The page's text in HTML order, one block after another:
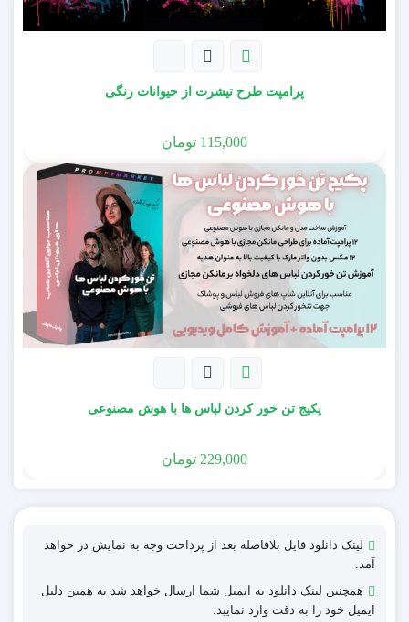
شامل 10 تصویر آماده بدون واترمارک با کیفیت بالا به عنوان
هدیه
پرامپت طرح تیشرت از حیوانات رنگی
115,000 تومان
پکیج تن خور کردن لباس ها با هوش مصنوعی
229,000 تومان
لینک دانلود فایل بلافاصله بعد از پرداخت وجه به نمایش در خواهد
آمد.
همچنین لینک دانلود به ایمیل شما ارسال خواهد شد به همین دلیل
ایمیل خود را به دقت وارد نمایید.